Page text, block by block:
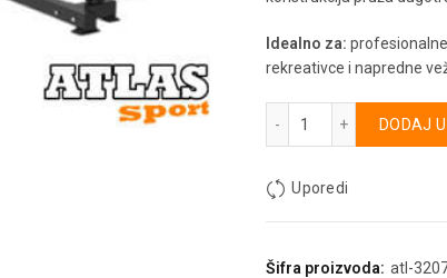
Idealno za:
rekreativce i napredne
DODAJ
Alternative:
Uporedi
Šifra proizvoda: atl-